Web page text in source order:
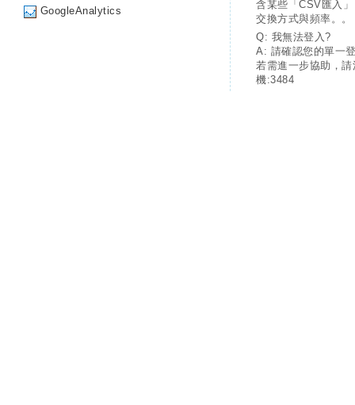
GoogleAnalytics
含某些「CSV匯入
交換方式與頻率。。
Q: 我無法登入?
A: 請確認您的單一
若需進一步協助，
機:3484